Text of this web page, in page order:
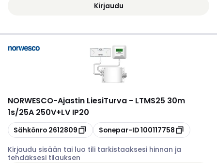
Kirjaudu
NORWESCO-Ajastin LiesiTurva - LTMS25 30m
1s/25A 250V+LV IP20
Kopioi
Sähkönro 2612809 Kopioi
Sonepar-ID100117758
Kirjaudu sisään tai luo tili tarkistaaksesi hinnan ja
tehdäksesi tilauksen